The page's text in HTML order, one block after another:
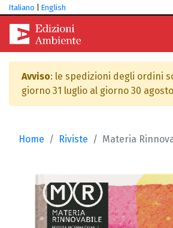
Italiano English
Avviso: le spedizioni degli ordini
giorno 31 luglio al giorno 30
Home Riviste Materia